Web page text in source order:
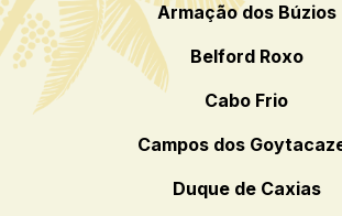
Armação dos Búzios
Belford Roxo
Cabo Frio
Campos dos
Duque de Caxias